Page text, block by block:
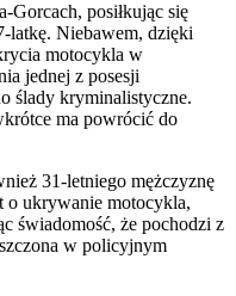
posiłkując się
latkę. Niebawem, dzięki
motocykla w
jednej z posesji
ślady kryminalistyczne.
ma powrócić do
31-letniego mężczyznę
o ukrywanie motocykla,
świadomość, że pochodzi z
w policyjnym